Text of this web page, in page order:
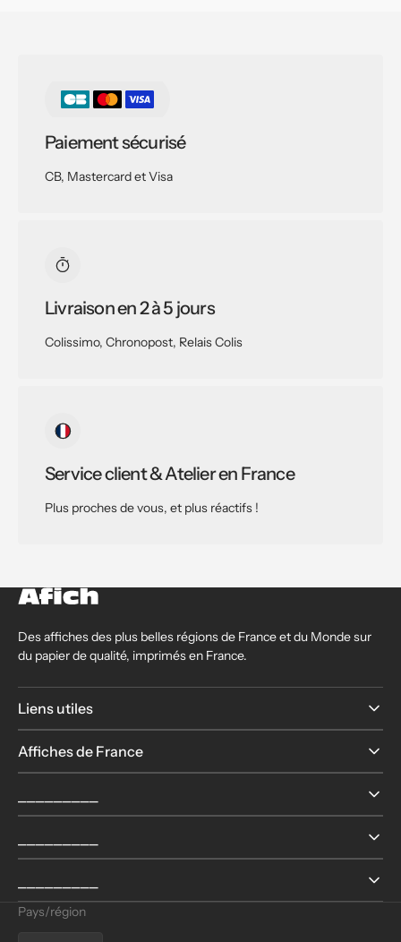
Paiement sécurisé
CB, Mastercard et Visa
Livraison en 2 à 5 jours
Colissimo, Chronopost, Relais Colis
Service client & Atelier en France
Plus proches de vous, et plus réactifs !
Des affiches des plus belles régions de France et du Monde sur
du papier de qualité, imprimés en France.
Liens utiles
Affiches de France
Pays/région